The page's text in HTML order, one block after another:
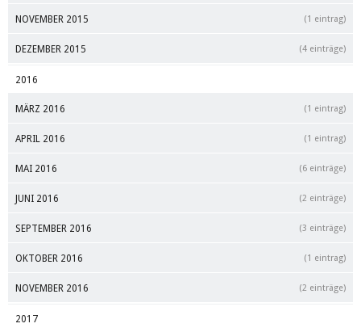
NOVEMBER 2015 (1 eintrag)
DEZEMBER 2015 (4 einträge)
2016
MÄRZ 2016 (1 eintrag)
APRIL 2016 (1 eintrag)
MAI 2016 (6 einträge)
JUNI 2016 (2 einträge)
SEPTEMBER 2016 (3 einträge)
OKTOBER 2016 (1 eintrag)
NOVEMBER 2016 (2 einträge)
2017